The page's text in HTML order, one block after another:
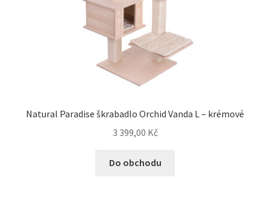
Natural Paradise škrabadlo Orchid Vanda L – krémové
3 399,00 Kč
Do obchodu